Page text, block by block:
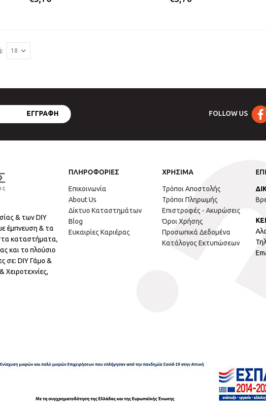
FOLLOW US
& των DIY
έμπνευση & τα
καταστήματα,
και το πλούσιο
σε: DIY Γάμο &
ΠΛΗΡΟΦΟΡΙΕΣ
Επικοινωνία
About Us
Δίκτυο Καταστημάτων
Blog
Ευκαιρίες Καριέρας
ΧΡΗΣΙΜΑ
Τρόποι Αποστολής
Τρόποι Πληρωμής
Επιστροφές - Ακυρώσεις
Όροι Χρήσης
Προσωπικά Δεδομένα
Κατάλογος Εκτυπώσεων